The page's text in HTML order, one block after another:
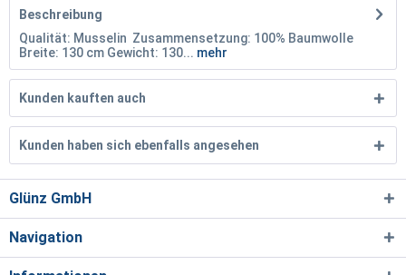
Beschreibung
Qualität: Musselin Zusammensetzung: 100% Baumwolle
Breite: 130 cm Gewicht: 130... mehr
Kunden kauften auch
Kunden haben sich ebenfalls angesehen
Glünz GmbH
Navigation